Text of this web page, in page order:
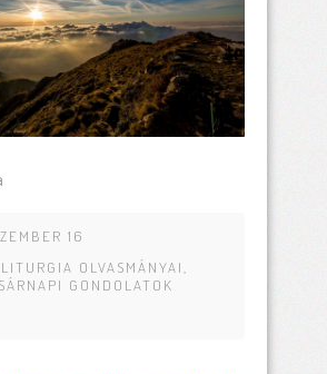
16
OLVASMÁNYAI
GONDOLATOK